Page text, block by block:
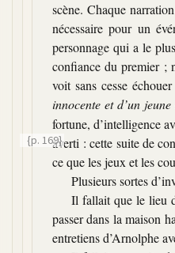
scène. Chaque
nécessaire pour un
personnage qui a le
confiance du premier ;
voit sans cesse
innocente et d’un jeune
fortune, d’intelligence
averti : cette suite de
{p. 169}
ce que les jeux et les
Plusieurs sortes
Il fallait que le lieu
passer dans la maison
entretiens d’Arnolphe